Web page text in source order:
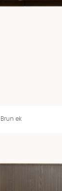
210 Brun ek
ek
Brun ek